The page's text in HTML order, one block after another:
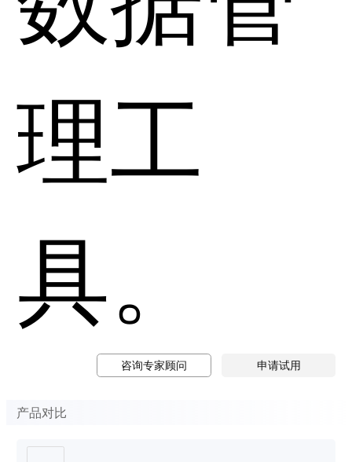
理工
具。
咨询专家顾问 申请试用
产品对比